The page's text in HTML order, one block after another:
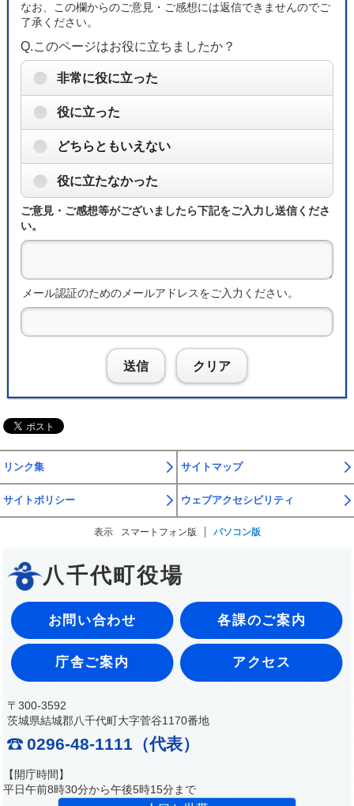
なお、この欄からのご意見・ご感想には返信できませんのでご
了承ください。
Q.このページはお役に立ちましたか？
非常に役に立った
役に立った
どちらともいえない
役に立たなかった
ご意見・ご感想等がございましたら下記をご入力し送信くださ
い。
メール認証のためのメールアドレスをご入力ください。
送信 クリア
リンク集 サイトマップ
サイトポリシー ウェブアクセシビリティ
表示 スマートフォン版 パソコン版
八千代町役場
お問い合わせ 各課のご案内
庁舎ご案内 アクセス
〒300-3592
茨城県結城郡八千代町大字菅谷1170番地
0296-48-1111（代表）
【開庁時間】
平日午前8時30分から午後5時15分まで